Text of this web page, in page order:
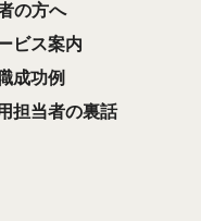
の方へ
ビス案内
成功例
担当者の裏話